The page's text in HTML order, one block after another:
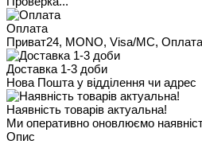
Оплата
Приват24, MONO, Visa/MC,
Доставка 1-3 доби
Нова Пошта у відділення чи адрес
Наявність товарів актуальна!
Ми оперативно оновлюємо
Опис